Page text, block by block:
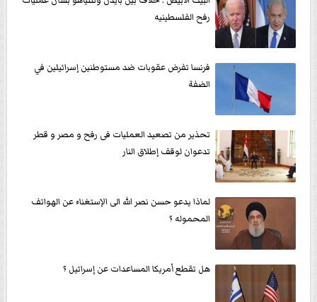
رفح الفلسطينيه
فرنسا تفرض عقوبات ضد مستوطنين إسرائيلين في
الضفة
تحذير من تصعيد العمليات فى رفح و مصر و قطر
تدعوان لوقف إطلاق النار
لماذا يدعو حسن نصر الله الى الإستغناء عن الهواتف
المحموله ؟
هل تقطع أمريكا المساعدات عن إسرائيل ؟